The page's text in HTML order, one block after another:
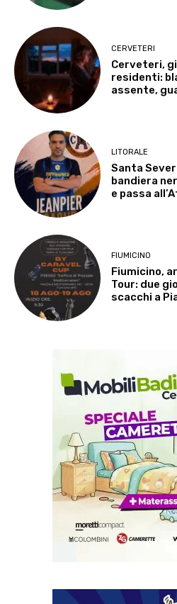
CERVETERI
Cerveteri,
residenti:
assente,
LITORALE
Santa
bandiera
e passa
FIUMICINO
Fiumicino,
Tour: due
scacchi a